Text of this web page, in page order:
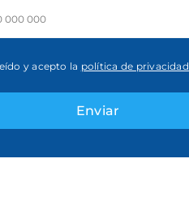
y acepto la política de privacidad